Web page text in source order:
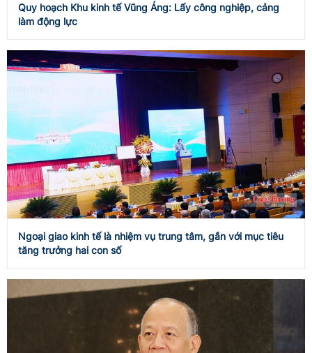
Quy hoạch Khu kinh tế Vũng Áng: Lấy công nghiệp, cảng
làm động lực
Ngoại giao kinh tế là nhiệm vụ trung tâm, gắn với mục tiêu
tăng trưởng hai con số